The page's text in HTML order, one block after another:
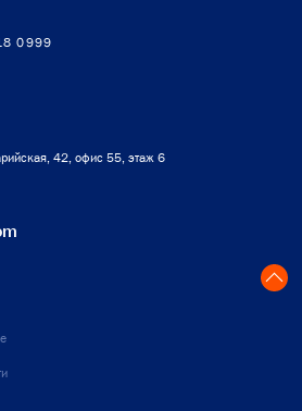
0999
42, офис 55, этаж 6